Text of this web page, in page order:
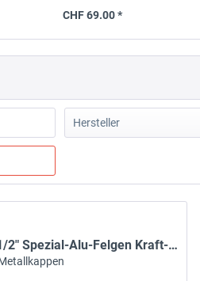
CHF 69.00 *
Hersteller
BMC
FLEX
KS TOOLS 1/2" Spezial-Alu-Felgen Kraft-Stecknuss